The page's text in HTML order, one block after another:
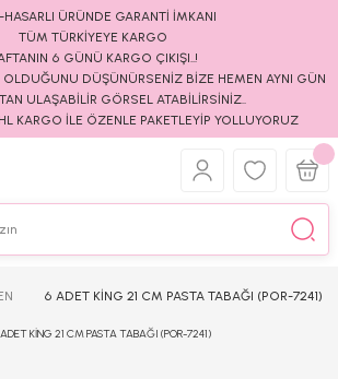
HASARLI ÜRÜNDE GARANTİ İMKANI
TÜM TÜRKİYEYE KARGO
6 GÜNÜ KARGO ÇIKIŞI..!
DÜŞÜNÜRSENİZ BİZE HEMEN AYNI GÜN
ULAŞABİLİR GÖRSEL ATABİLİRSİNİZ..
KARGO İLE ÖZENLE PAKETLEYİP YOLLUYORUZ
6 ADET KİNG 21 CM PASTA TABAĞI (POR-7241)